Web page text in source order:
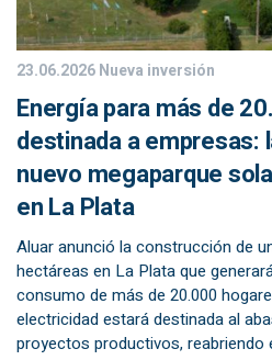
23.06.2026Nueva inversión
Energía para más de
destinada a empresas:
nuevo megaparque
en La Plata
Aluar anunció la construcción de
hectáreas en La Plata que
consumo de más de 20.000
electricidad estará destinada al
proyectos productivos, reabriendo